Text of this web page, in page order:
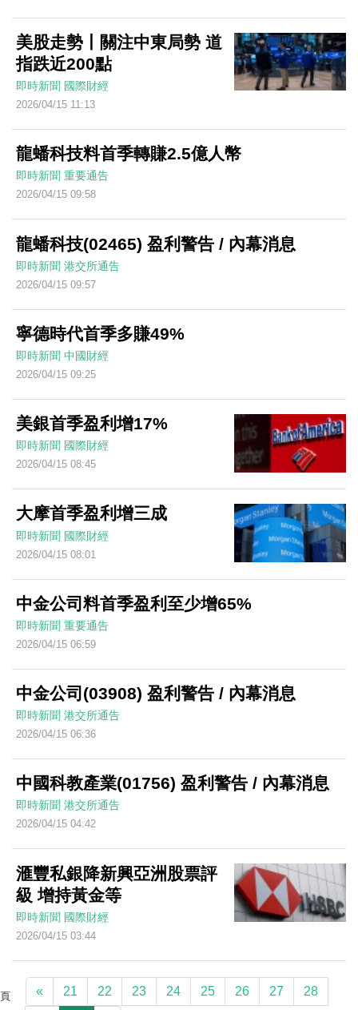
美股走勢丨關注中東局勢 道
指跌近200點
即時新聞 國際財經
2026/04/15 11:13
龍蟠科技料首季轉賺2.5億人幣
即時新聞 重要通告
2026/04/15 09:58
龍蟠科技(02465) 盈利警告 / 內幕消息
即時新聞 港交所通告
2026/04/15 09:57
寧德時代首季多賺49%
即時新聞 中國財經
2026/04/15 09:25
美銀首季盈利增17%
即時新聞 國際財經
2026/04/15 08:45
大摩首季盈利增三成
即時新聞 國際財經
2026/04/15 08:01
中金公司料首季盈利至少增65%
即時新聞 重要通告
2026/04/15 06:59
中金公司(03908) 盈利警告 / 內幕消息
即時新聞 港交所通告
2026/04/15 06:36
中國科教產業(01756) 盈利警告 / 內幕消息
即時新聞 港交所通告
2026/04/15 04:42
滙豐私銀降新興亞洲股票評
級 增持黃金等
即時新聞 國際財經
2026/04/15 03:44
頁
« 21 22 23 24 25 26 27 28